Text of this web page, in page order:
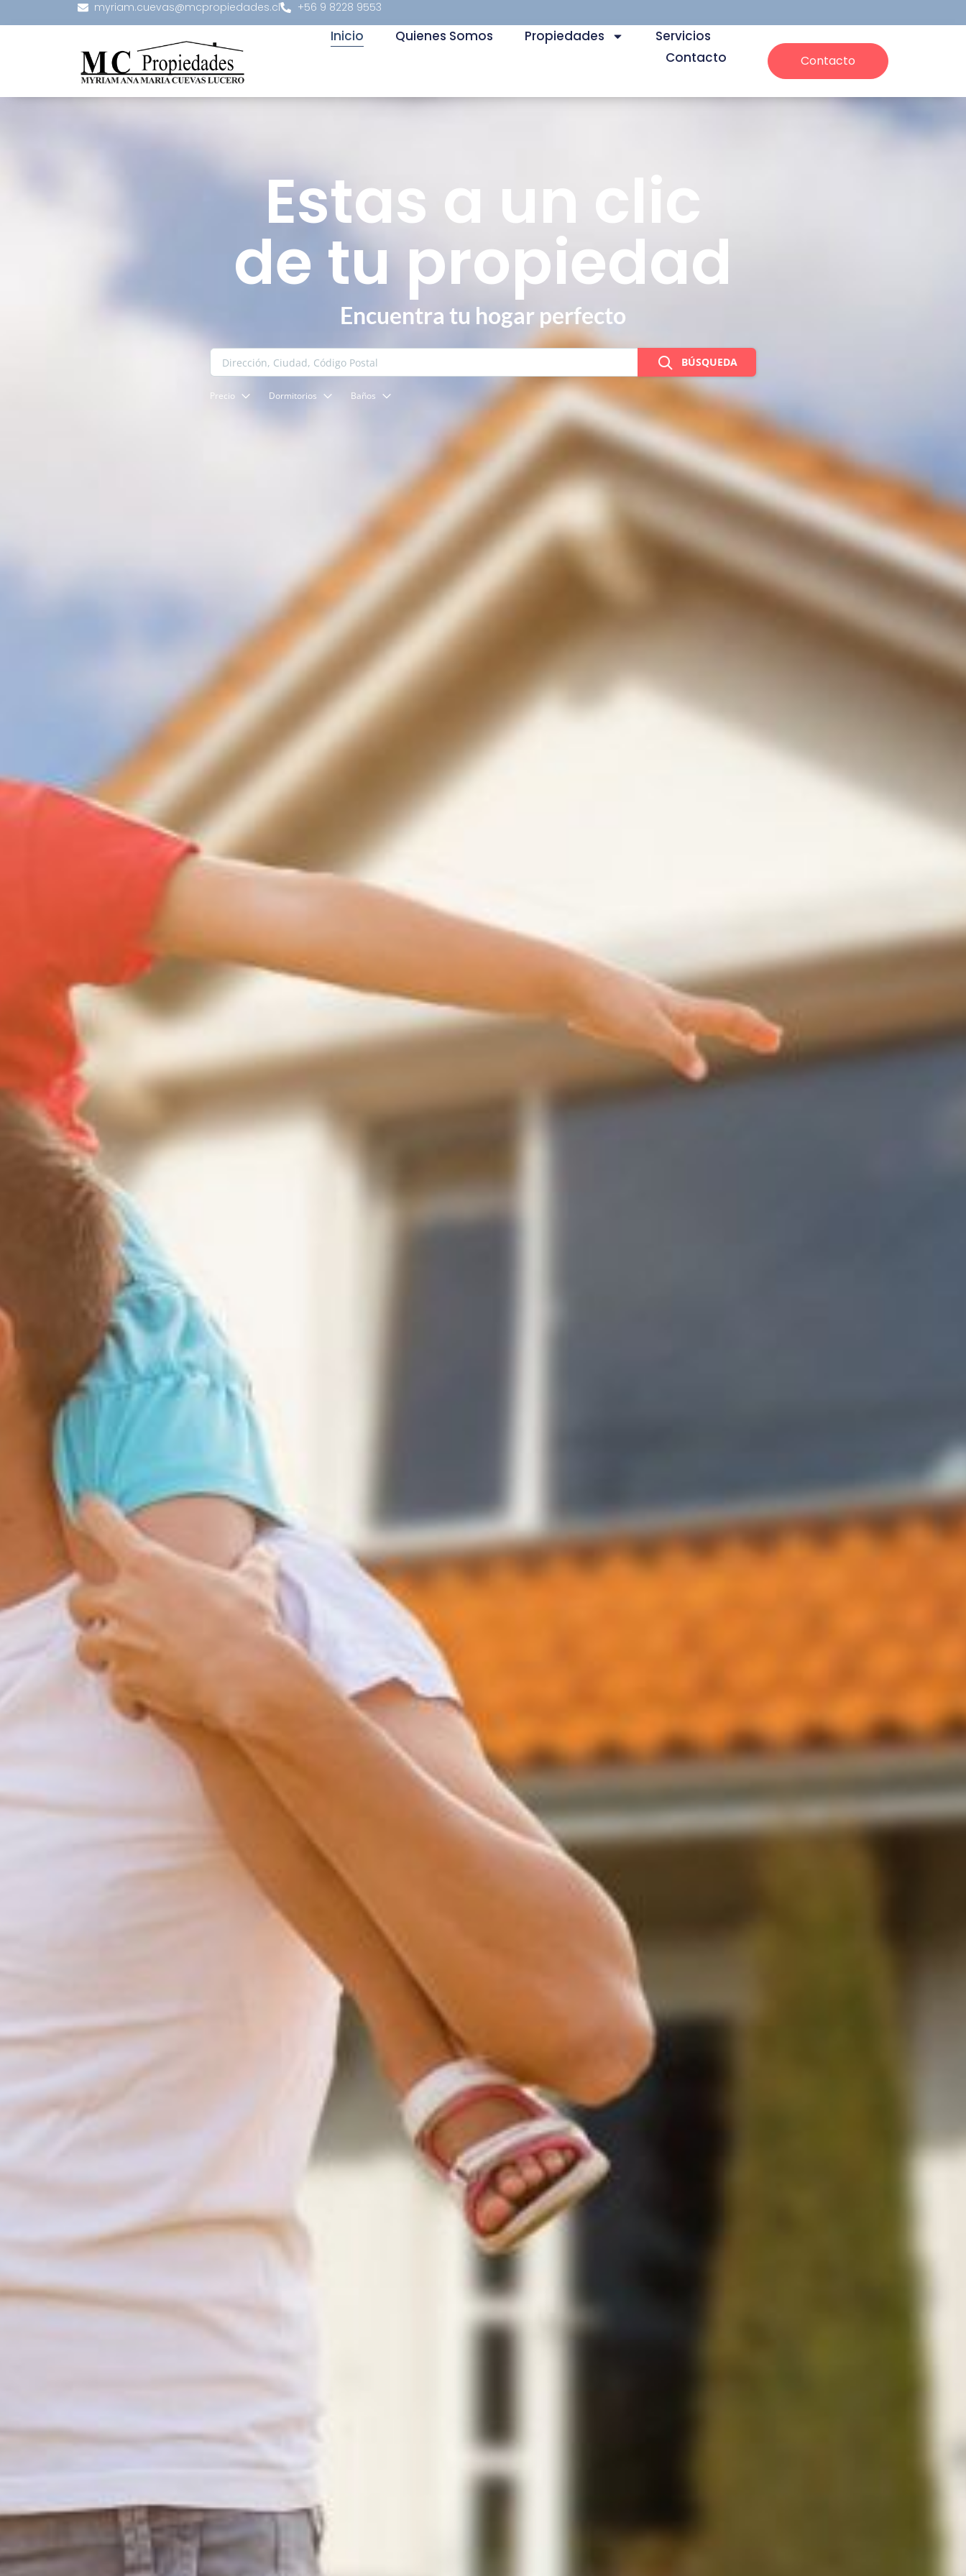
myriam.cuevas@mcpropiedades.cl +56 9 8228 9553
Inicio Quienes Somos Propiedades
Servicios
Contacto
Contacto
Estas a un clic
de tu propiedad
Encuentra tu hogar perfecto
BÚSQUEDA
Precio Dormitorios Baños